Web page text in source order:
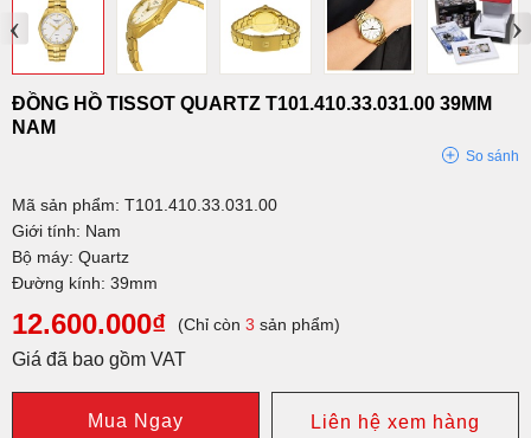
‹ ›
ĐỒNG HỒ TISSOT QUARTZ T101.410.33.031.00 39MM
NAM
So sánh
Mã sản phẩm: T101.410.33.031.00
Giới tính: Nam
Bộ máy: Quartz
Đường kính: 39mm
12.600.000₫ (Chỉ còn 3 sản phẩm)
Giá đã bao gồm VAT
Mua Ngay Liên hệ xem hàng